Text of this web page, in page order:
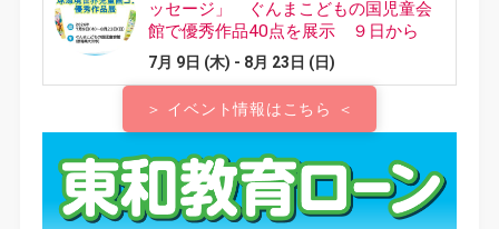
＞ イベント情報はこちら ＜